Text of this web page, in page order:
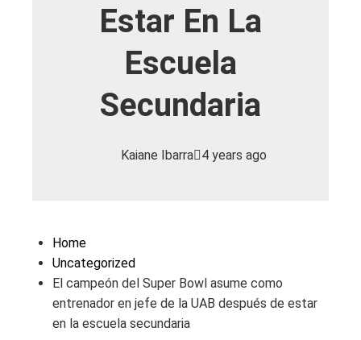
Estar En La
Escuela
Secundaria
Kaiane Ibarra 4 years ago
Home
Uncategorized
El campeón del Super Bowl asume como
entrenador en jefe de la UAB después de estar
en la escuela secundaria